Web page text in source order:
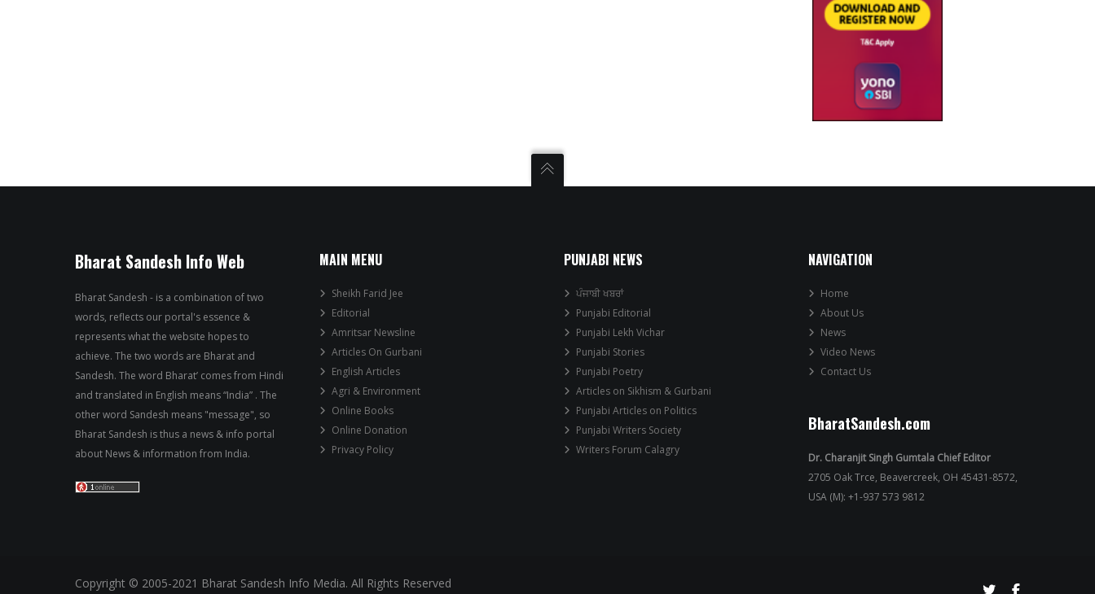
Bharat Sandesh Info Web
Bharat Sandesh - is a combination of two
words, reflects our portal's essence &
represents what the website hopes to
achieve. The two words are Bharat and
Sandesh. The word Bharat’ comes from Hindi
and translated in English means “India” . The
other word Sandesh means "message", so
Bharat Sandesh is thus a news & info portal
about News & information from India.
MAIN MENU
Sheikh Farid Jee
Editorial
Amritsar Newsline
Articles On Gurbani
English Articles
Agri & Environment
Online Books
Online Donation
Privacy Policy
PUNJABI NEWS
ਪੰਜਾਬੀ ਖਬਰਾਂ
Punjabi Editorial
Punjabi Lekh Vichar
Punjabi Stories
Punjabi Poetry
Articles on Sikhism & Gurbani
Punjabi Articles on Politics
Punjabi Writers Society
Writers Forum Calagry
NAVIGATION
Home
About Us
News
Video News
Contact Us
BharatSandesh.com
Dr. Charanjit Singh Gumtala Chief Editor
2705 Oak Trce, Beavercreek, OH 45431-8572,
USA (M): +1-937 573 9812
Copyright © 2005-2021 Bharat Sandesh Info Media. All Rights Reserved